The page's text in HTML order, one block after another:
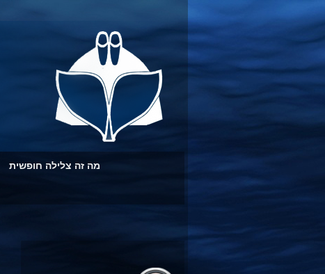
מה זה צלילה חופשית